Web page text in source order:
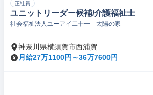
正社員
ユニットリーダー候補/介護福祉士
社会福祉法人ユーアイ二十一 太陽の家
神奈川県横須賀市西浦賀
月給27万1100円～36万7600円